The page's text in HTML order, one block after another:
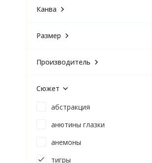
Канва
Размер
Производитель
Сюжет
абстракция
анютины глазки
анемоны
тигры